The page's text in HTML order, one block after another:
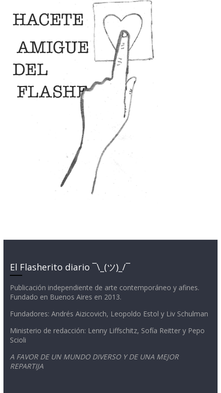
El Flasherito diario ¯\_(ツ)_/¯
Publicación independiente de arte contemporáneo y afines.
Fundado en Buenos Aires en 2013.
Fundadores: Andrés Aizicovich, Leopoldo Estol y Liv Schulman
Ministerio de redacción: Lenny Liffschitz, Sofía Reitter y Pepo
Scioli
A FAVOR DE UN MUNDO DIVERSO Y DE UNA MEJOR
REPARTIJA